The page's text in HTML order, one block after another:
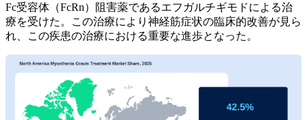
Fc受容体（FcRn）阻害薬であるエフガルチギモドによる治
療を受けた。この治療により神経筋症状の臨床的改善が見ら
れ、この疾患の治療における重要な進歩となった。